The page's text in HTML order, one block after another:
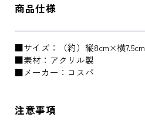
商品仕様
■サイズ：（約）縦8cm×横7.5cm
■素材：アクリル製
■メーカー：コスパ
注意事項